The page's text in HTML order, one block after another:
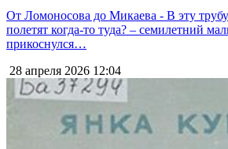
От Ломоносова до Микаева - В эту
полетят когда-то туда? – семилетний
прикоснулся…
28 апреля 2026 12:04